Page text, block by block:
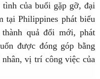
của buổi gặp gỡ, đại
tại Philippines phát biểu
quả đổi mới, phát
được đóng góp bằng
vị trí công việc của